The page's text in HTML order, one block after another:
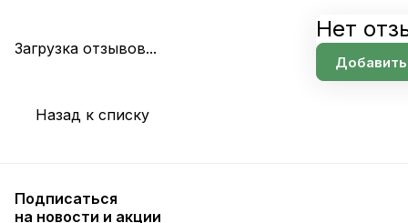
Загрузка отзывов...
Нет
Назад к списку
Подписаться
на новости и акции